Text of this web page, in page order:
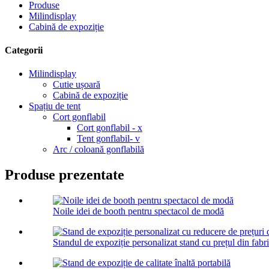
Produse
Milindisplay
Cabină de expoziție
Categorii
Milindisplay
Cutie ușoară
Cabină de expoziție
Spațiu de tent
Cort gonflabil
Cort gonflabil - x
Tent gonflabil- v
Arc / coloană gonflabilă
Produse prezentate
Noile idei de booth pentru spectacol de modă
Standul de expoziție personalizat stand cu prețul din